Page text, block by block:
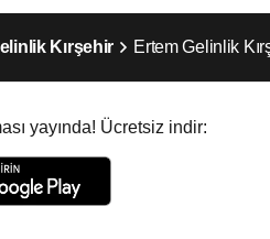
Kırşehir Ertem Gelinlik
yayında! Ücretsiz indir: